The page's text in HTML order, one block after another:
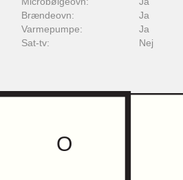
Brændeovn:
Ja
Varmepumpe:
Ja
Sat-tv:
Nej